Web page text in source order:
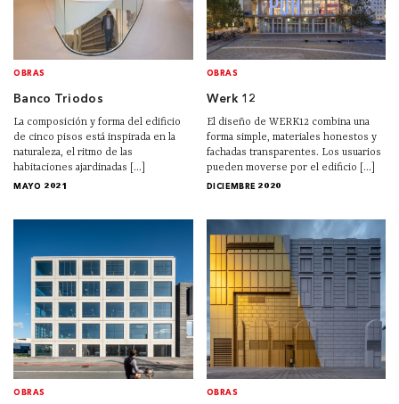
OBRAS
Banco Triodos
La composición y forma del edificio
de cinco pisos está inspirada en la
naturaleza, el ritmo de las
habitaciones ajardinadas [...]
MAYO 2021
OBRAS
Werk 12
El diseño de WERK12 combina una
forma simple, materiales honestos y
fachadas transparentes. Los usuarios
pueden moverse por el edificio [...]
DICIEMBRE 2020
OBRAS OBRAS